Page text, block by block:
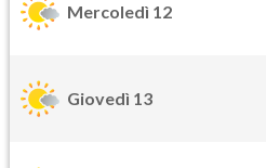
Mercoledì 12
Giovedì 13